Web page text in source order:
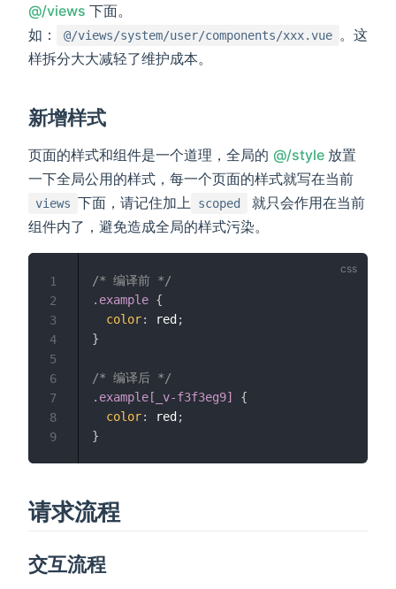
@/views (opens new window)
下面。
如：
@/views/system/user/components/xxx.vue 。这
样拆分大大减轻了维护成本。
新增样式
页面的样式和组件是一个道理，全局的 @/style (opens
放置
一下全局公用的样式，每一个页面的样式就写在当前
views 下面，请记住加上 scoped
就只会作用在当前
组件内了，避免造成全局的样式污染。
/* 编译前 */
.example {
color: red ;
}
/* 编译后 */
.example[_v-f3f3eg9]
{
color: red ;
}
1
2
3
4
5
6
7
8
9
请求流程
交互流程